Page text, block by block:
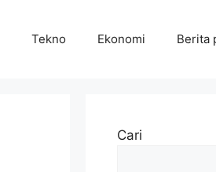
Tekno Ekonomi Berita
Cari